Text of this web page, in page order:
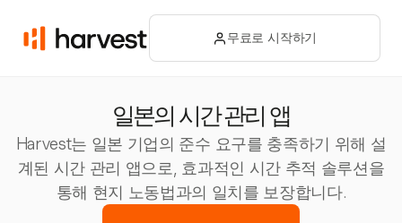
무료로 시작하기
일본의 시간 관리 앱
Harvest는 일본 기업의 준수 요구를 충족하기 위해 설
계된 시간 관리 앱으로, 효과적인 시간 추적 솔루션을
통해 현지 노동법과의 일치를 보장합니다.